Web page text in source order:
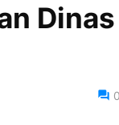
Dinas
0